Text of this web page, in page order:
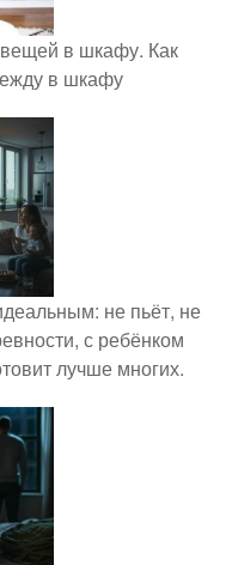
вещей в шкафу. Как
в шкафу
не пьёт, не
с ребёнком
лучше многих.